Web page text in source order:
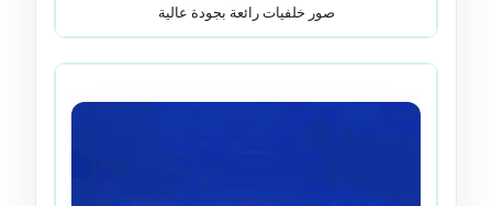
صور خلفيات رائعة بجودة عالية